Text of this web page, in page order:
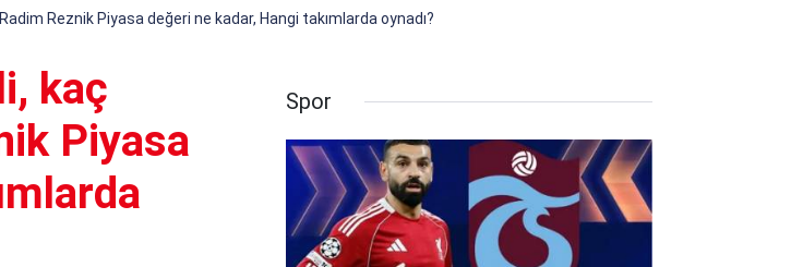
Reznik Piyasa değeri ne kadar, Hangi takımlarda oynadı?
kaç
Piyasa
Spor